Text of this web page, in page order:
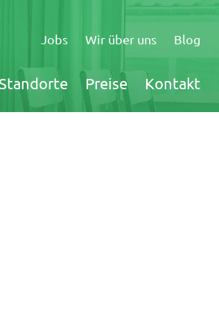
überspringen
Jobs Wir über uns Blog
Standorte Preise Kontakt